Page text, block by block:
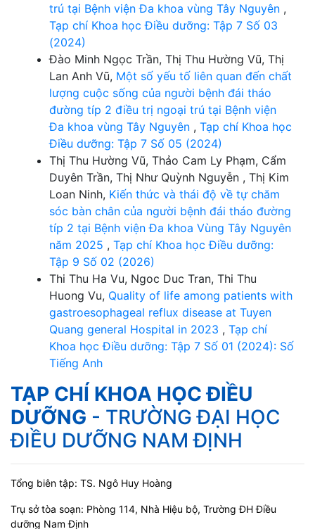
trú tại Bệnh viện Đa khoa vùng Tây Nguyên ,
Tạp chí Khoa học Điều dưỡng: Tập 7 Số 03
(2024)
Đào Minh Ngọc Trần, Thị Thu Hường Vũ, Thị
Lan Anh Vũ, Một số yếu tố liên quan đến chất
lượng cuộc sống của người bệnh đái tháo
đường típ 2 điều trị ngoại trú tại Bệnh viện
Đa khoa vùng Tây Nguyên , Tạp chí Khoa học
Điều dưỡng: Tập 7 Số 05 (2024)
Thị Thu Hường Vũ, Thảo Cam Ly Phạm, Cẩm
Duyên Trần, Thị Như Quỳnh Nguyễn , Thị Kim
Loan Ninh, Kiến thức và thái độ về tự chăm
sóc bàn chân của người bệnh đái tháo đường
típ 2 tại Bệnh viện Đa khoa Vùng Tây Nguyên
năm 2025 , Tạp chí Khoa học Điều dưỡng:
Tập 9 Số 02 (2026)
Thi Thu Ha Vu, Ngoc Duc Tran, Thi Thu
Huong Vu, Quality of life among patients with
gastroesophageal reflux disease at Tuyen
Quang general Hospital in 2023 , Tạp chí
Khoa học Điều dưỡng: Tập 7 Số 01 (2024): Số
Tiếng Anh
TẠP CHÍ KHOA HỌC ĐIỀU
DƯỠNG - TRƯỜNG ĐẠI HỌC
ĐIỀU DƯỠNG NAM ĐỊNH
Tổng biên tập: TS. Ngô Huy Hoàng
Trụ sở tòa soạn: Phòng 114, Nhà Hiệu bộ, Trường ĐH Điều
dưỡng Nam Định